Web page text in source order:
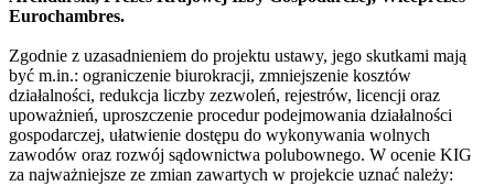
Eurochambres.
Zgodnie z uzasadnieniem do projektu ustawy, jego skutkami mają
być m.in.: ograniczenie biurokracji, zmniejszenie kosztów
działalności, redukcja liczby zezwoleń, rejestrów, licencji oraz
upoważnień, uproszczenie procedur podejmowania działalności
gospodarczej, ułatwienie dostępu do wykonywania wolnych
zawodów oraz rozwój sądownictwa polubownego. W ocenie KIG
za najważniejsze ze zmian zawartych w projekcie uznać należy: